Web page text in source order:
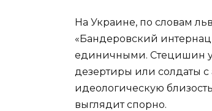
На Украине, по словам
«Бандеровский
единичными. Стецишин
дезертиры или солдаты
идеологическую
выглядит спорно.